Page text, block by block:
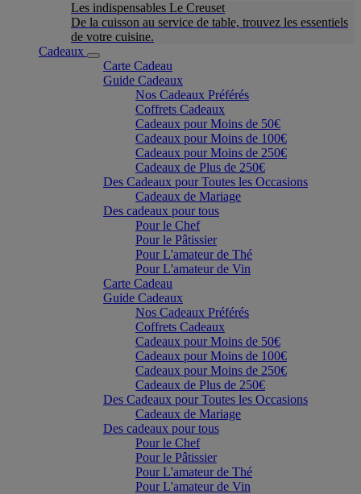
Les indispensables Le Creuset
De la cuisson au service de table, trouvez les essentiels
de votre cuisine.
Cadeaux
Carte Cadeau
Guide Cadeaux
Nos Cadeaux Préférés
Coffrets Cadeaux
Cadeaux pour Moins de 50€
Cadeaux pour Moins de 100€
Cadeaux pour Moins de 250€
Cadeaux de Plus de 250€
Des Cadeaux pour Toutes les Occasions
Cadeaux de Mariage
Des cadeaux pour tous
Pour le Chef
Pour le Pâtissier
Pour L'amateur de Thé
Pour L'amateur de Vin
Carte Cadeau
Guide Cadeaux
Nos Cadeaux Préférés
Coffrets Cadeaux
Cadeaux pour Moins de 50€
Cadeaux pour Moins de 100€
Cadeaux pour Moins de 250€
Cadeaux de Plus de 250€
Des Cadeaux pour Toutes les Occasions
Cadeaux de Mariage
Des cadeaux pour tous
Pour le Chef
Pour le Pâtissier
Pour L'amateur de Thé
Pour L'amateur de Vin